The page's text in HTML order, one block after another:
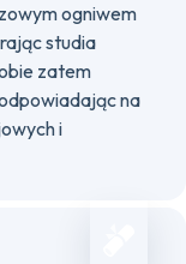
ogniwem
studia
zatem
na
i